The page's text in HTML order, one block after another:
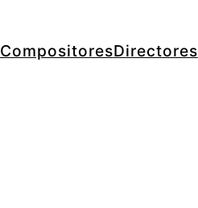
CompositoresDirectores